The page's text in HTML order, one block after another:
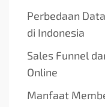
Perbedaan
di Indonesia
Sales Funnel
Online
Manfaat